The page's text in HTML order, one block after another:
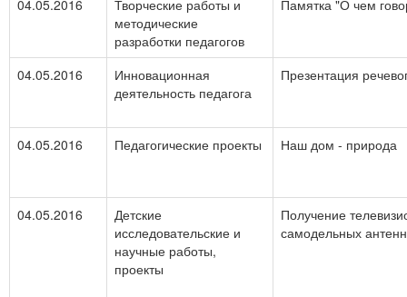
04.05.2016
Творческие работы и
методические
разработки педагогов
Памятка "О чем
04.05.2016
Инновационная
деятельность педагога
Презентация
04.05.2016 Педагогические проекты Наш дом - природа
04.05.2016
Детские
исследовательские и
научные работы,
проекты
Получение
самодельных антенн